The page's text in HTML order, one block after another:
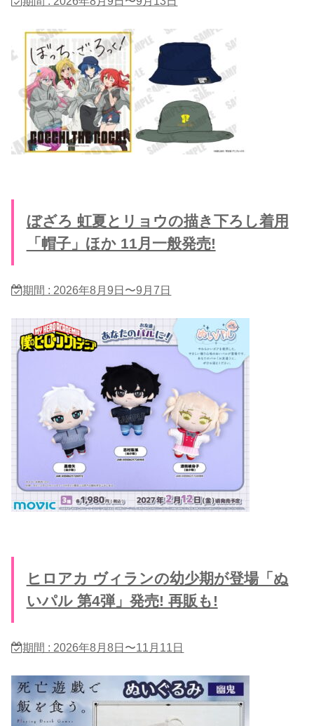
ぼざろ 虹夏とリョウの描き下ろし着用
「帽子」ほか 11月一般発売!
期間 : 2026年8月9日〜9月7日
ヒロアカ ヴィランの幼少期が登場「ぬ
いパル 第4弾」発売! 再販も!
期間 : 2026年8月8日〜11月11日